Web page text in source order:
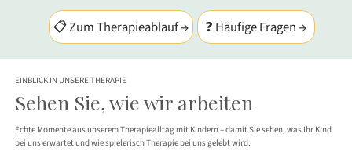
📋 Zum Therapieablauf → ❓ Häufige Fragen →
EINBLICK IN UNSERE THERAPIE
Sehen Sie, wie wir arbeiten
Echte Momente aus unserem Therapiealltag mit Kindern – damit Sie sehen, was Ihr Kind
bei uns erwartet und wie spielerisch Therapie bei uns gelebt wird.